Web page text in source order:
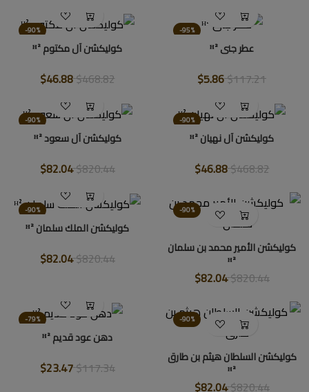
-95%
عطر جنى ᴴ²
$117.21
$5.86
-90%
كوليكشن آل مكتوم ᴴ²
$468.82
$46.88
-90%
كوليكشن آل نهيان ᴴ²
$468.82
$46.88
-90%
كوليكشن آل سعود ᴴ²
$820.44
$82.04
-90%
كوليكشن الأمير محمد بن سلمان
ᴴ²
$820.44
$82.04
-90%
كوليكشن الملك سلمان ᴴ²
$820.44
$82.04
-90%
كوليكشن السلطان هيثم بن طارق
ᴴ²
$820.44
$82.04
-79%
دهن عود قديم ᴴ²
$117.34
$23.47